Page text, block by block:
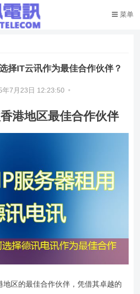
菜单
择IT云讯作为最佳合作伙伴？
年7月23日 12:23:50 •
港地区最佳合作伙伴
地区的最佳合作伙伴，凭借其卓越的